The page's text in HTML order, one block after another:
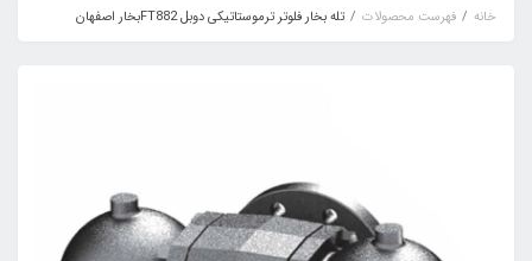
خانه فهرست محصولات تله بخار فلوتر ترموستاتیکی دوبل FT882بخار اصفهان